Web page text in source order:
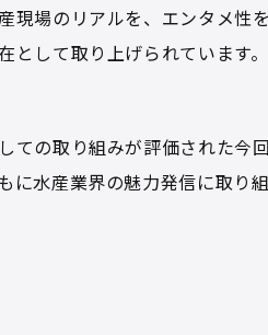
現場のリアルを、エンタメ性
して取り上げられています。
ての取り組みが評価された今
水産業界の魅力発信に取り組